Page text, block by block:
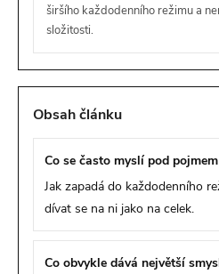
širšího každodenního režimu a
složitosti.
Obsah článku
Co se často myslí pod
Jak zapadá do každodenního
dívat se na ni jako na celek.
Co obvykle dává největší